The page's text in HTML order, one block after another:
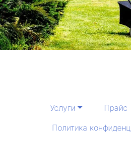
Услуги Прайс
Политика